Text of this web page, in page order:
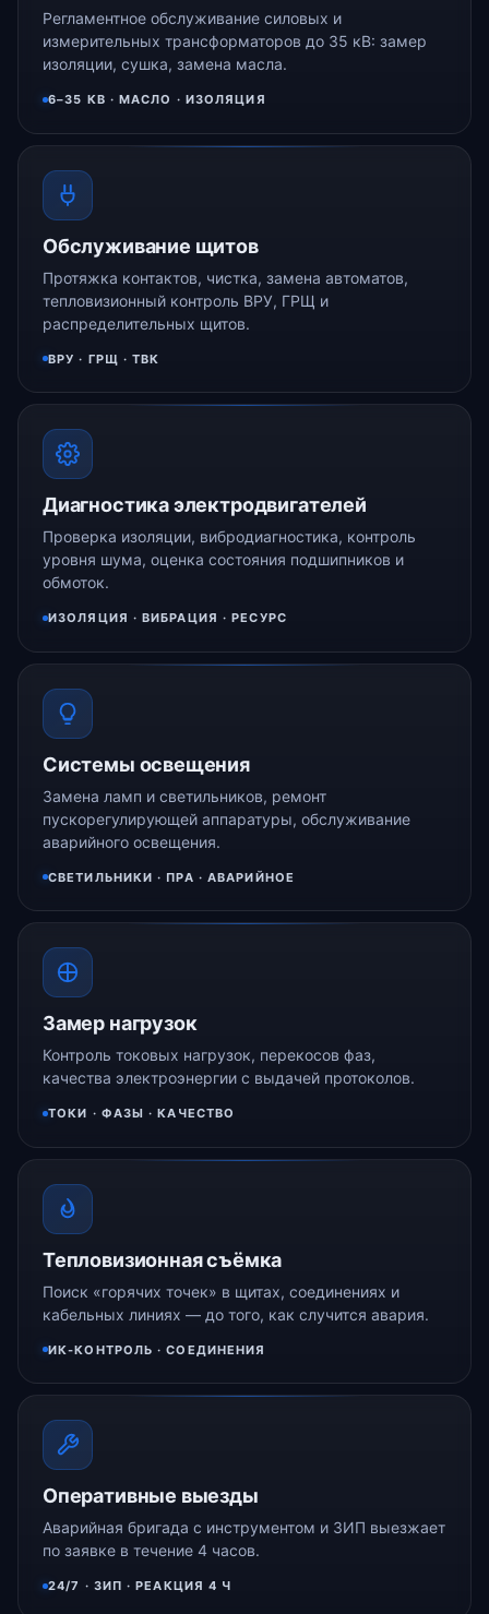
Регламентное обслуживание силовых и
измерительных трансформаторов до 35 кВ: замер
изоляции, сушка, замена масла.
6–35 КВ · МАСЛО · ИЗОЛЯЦИЯ
Обслуживание щитов
Протяжка контактов, чистка, замена автоматов,
тепловизионный контроль ВРУ, ГРЩ и
распределительных щитов.
ВРУ · ГРЩ · ТВК
Диагностика электродвигателей
Проверка изоляции, вибродиагностика, контроль
уровня шума, оценка состояния подшипников и
обмоток.
ИЗОЛЯЦИЯ · ВИБРАЦИЯ · РЕСУРС
Системы освещения
Замена ламп и светильников, ремонт
пускорегулирующей аппаратуры, обслуживание
аварийного освещения.
СВЕТИЛЬНИКИ · ПРА · АВАРИЙНОЕ
Замер нагрузок
Контроль токовых нагрузок, перекосов фаз,
качества электроэнергии с выдачей протоколов.
ТОКИ · ФАЗЫ · КАЧЕСТВО
Тепловизионная съёмка
Поиск «горячих точек» в щитах, соединениях и
кабельных линиях — до того, как случится авария.
ИК-КОНТРОЛЬ · СОЕДИНЕНИЯ
Оперативные выезды
Аварийная бригада с инструментом и ЗИП выезжает
по заявке в течение 4 часов.
24/7 · ЗИП · РЕАКЦИЯ 4 Ч